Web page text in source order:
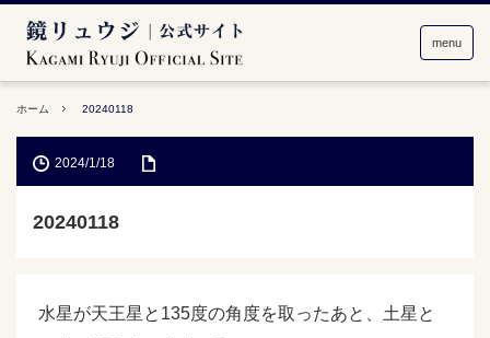
menu
ホーム 20240118
2024/1/18
20240118
水星が天王星と135度の角度を取ったあと、土星と